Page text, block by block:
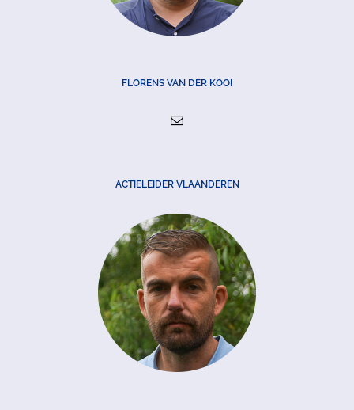
FLORENS VAN DER KOOI
ACTIELEIDER VLAANDEREN